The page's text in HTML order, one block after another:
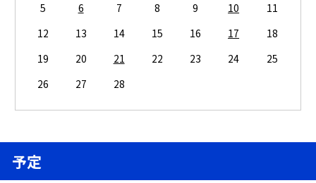
5
6 7 8 9 10
11
12
13 14 15 16 17
18
19
20 21 22 23 24
25
26
27 28
予定